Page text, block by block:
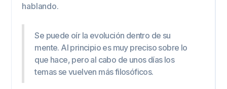
hablando.
Se puede oír la evolución dentro de su
mente. Al principio es muy preciso sobre lo
que hace, pero al cabo de unos días los
temas se vuelven más filosóficos.